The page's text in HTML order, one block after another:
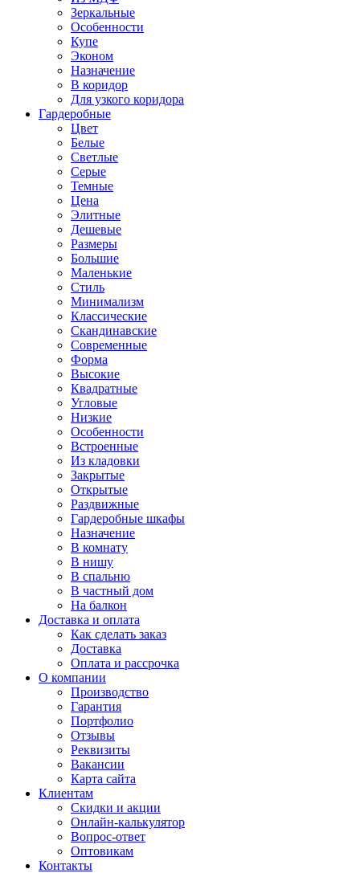
Зеркальные
Особенности
Купе
Эконом
Назначение
В коридор
Для узкого коридора
Гардеробные
Цвет
Белые
Светлые
Серые
Темные
Цена
Элитные
Дешевые
Размеры
Большие
Маленькие
Стиль
Минимализм
Классические
Скандинавские
Современные
Форма
Высокие
Квадратные
Угловые
Низкие
Особенности
Встроенные
Из кладовки
Закрытые
Открытые
Раздвижные
Гардеробные шкафы
Назначение
В комнату
В нишу
В спальню
В частный дом
На балкон
Доставка и оплата
Как сделать заказ
Доставка
Оплата и рассрочка
О компании
Производство
Гарантия
Портфолио
Отзывы
Реквизиты
Вакансии
Карта сайта
Клиентам
Скидки и акции
Онлайн-калькулятор
Вопрос-ответ
Оптовикам
Контакты